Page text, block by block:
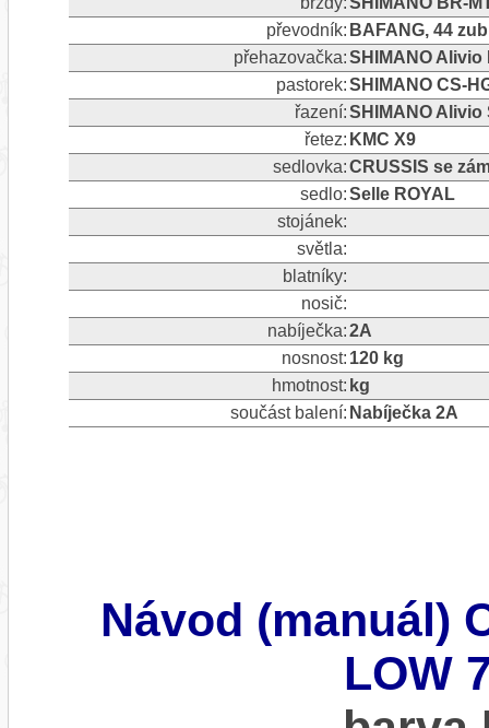
převodník: BAFANG, 44
přehazovačka:SHIMANO Alivio
pastorek:SHIMANO CS-
řazení:SHIMANO Alivio
řetez: KMC X9
sedlovka:CRUSSIS se
sedlo:Selle ROYAL
stojánek:
světla:
blatníky:
nosič:
nabíječka:2A
nosnost: 120 kg
hmotnost: kg
součást balení: Nabíječka 2A
Návod (manuál)
LOW